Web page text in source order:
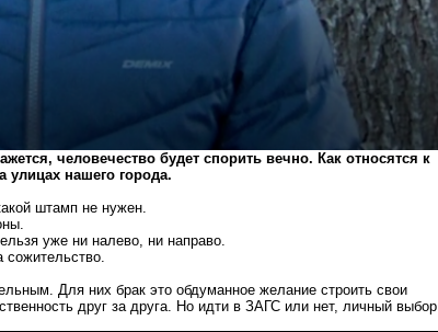
человечество будет спорить вечно. Как относятся к
улицах нашего города.
штамп не нужен.
уже ни налево, ни направо.
Для них брак это обдуманное желание строить свои
друг за друга. Но идти в ЗАГС или нет, личный выбор